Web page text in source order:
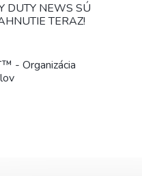
DUTY NEWS SÚ
TERAZ!
- Organizácia